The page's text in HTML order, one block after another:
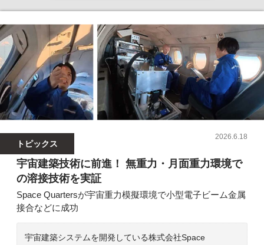
トピックス
2026.6.18
宇宙建築技術に前進！ 無重力・月面重力環境で
の溶接技術を実証
Space Quartersが宇宙重力模擬環境で小型電子ビーム金属
接合などに成功
宇宙建築システムを開発している株式会社Space